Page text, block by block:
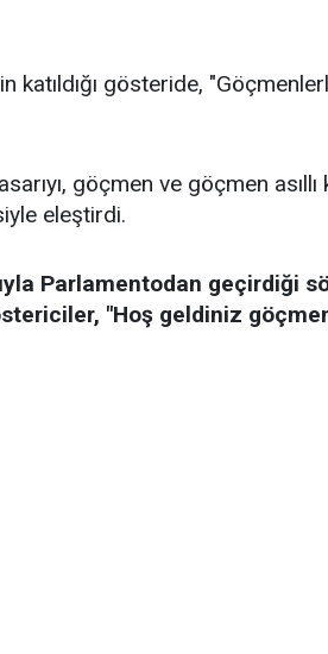
katıldığı gösteride,
göçmen ve göçmen
eleştirdi.
Parlamentodan geçirdiği
"Hoş geldiniz